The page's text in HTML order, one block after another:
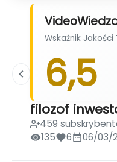
Wskaźnik Jakości
6,5
filozof
459
135
6 06/03/